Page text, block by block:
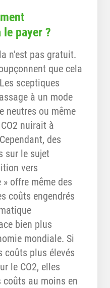
payer ?
n’est pas gratuit.
que cela
sceptiques
à un mode
neutres ou même
nuirait à
des
sur le sujet
vers
» offre même des
coûts engendrés
bien plus
mondiale. Si
coûts plus élevés
le CO2, elles
coûts au moins en